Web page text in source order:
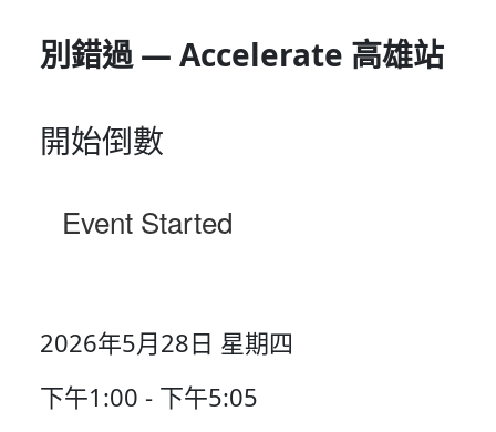
別錯過 — Accelerate 高雄站
開始倒數
Event Started
2026年5月28日 星期四
下午1:00 - 下午5:05